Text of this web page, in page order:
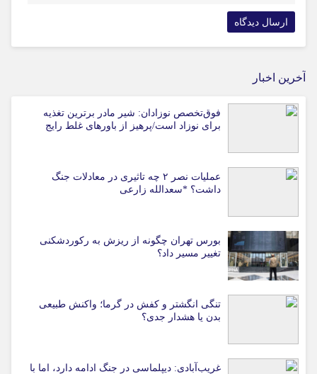
آخرین اخبار
فوق‌تخصص نوزادان: شیر مادر برترین تغذیه
برای نوزاد است/پرهیز از باورهای غلط رایج
عملیات نصر ۲ چه تاثیری در معادلات جنگ
داشت؟ *سعدالله زارعی
بورس تهران چگونه از ریزش به رکوردشکنی
تغییر مسیر داد؟
تنگی انگشتر و کفش در گرما؛ واکنش طبیعی
بدن یا هشدار جدی؟
غریب‌آبادی: دیپلماسی در جنگ ادامه دارد، اما با